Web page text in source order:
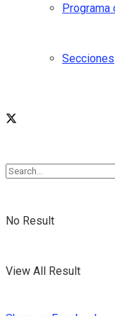
Programa
Secciones
No Result
View All Result